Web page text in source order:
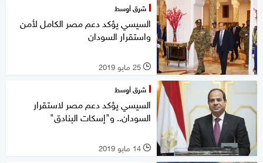
شرق أوسط
السيسي يؤكد دعم مصر الكامل لأمن
واستقرار السودان
l 25 مايو 2019
شرق أوسط
السيسي يؤكد دعم مصر لاستقرار
السودان.. و"إسكات البنادق"
l 14 مايو 2019